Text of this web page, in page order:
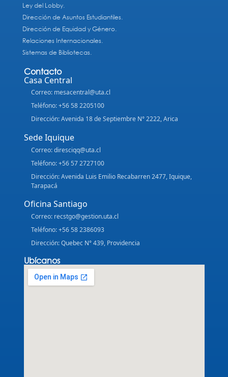
Ley del Lobby.
Dirección de Asuntos Estudiantiles.
Dirección de Equidad y Género.
Relaciones Internacionales.
Sistemas de Bibliotecas.
Contacto
Casa Central
Correo: mesacentral@uta.cl
Teléfono: +56 58 2205100
Dirección: Avenida 18 de Septiembre N° 2222, Arica
Sede Iquique
Correo: diresciqq@uta.cl
Teléfono: +56 57 2727100
Dirección: Avenida Luis Emilio Recabarren 2477, Iquique,
Tarapacá
Oficina Santiago
Correo: recstgo@gestion.uta.cl
Teléfono: +56 58 2386093
Dirección: Quebec N° 439, Providencia
Ubícanos